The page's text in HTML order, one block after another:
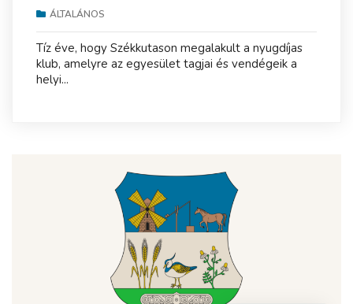
ÁLTALÁNOS
Tíz éve, hogy Székkutason megalakult a nyugdíjas
klub, amelyre az egyesület tagjai és vendégeik a
helyi...